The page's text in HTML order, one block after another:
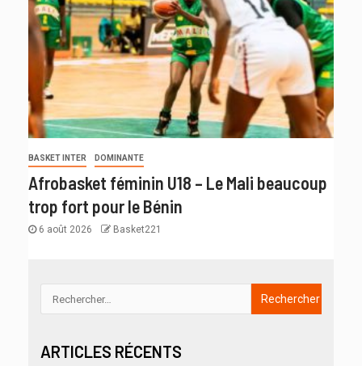
BASKET INTER DOMINANTE
Afrobasket féminin U18 – Le Mali beaucoup
trop fort pour le Bénin
6 août 2026 Basket221
ARTICLES RÉCENTS